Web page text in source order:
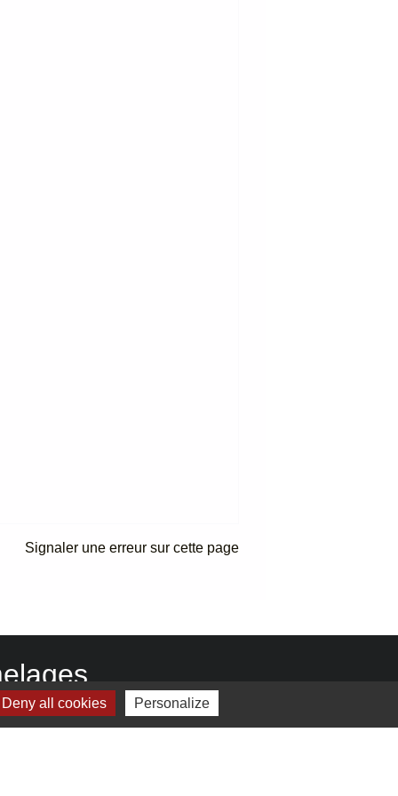
Signaler une erreur sur cette page
Commune de Bodrogkeresztúr - Hongrie
all cookies Personalize